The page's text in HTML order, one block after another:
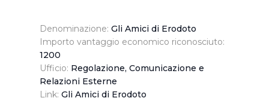
Denominazione: Gli Amici di Erodoto
Importo vantaggio economico riconosciuto:
1200
Ufficio: Regolazione, Comunicazione e
Relazioni Esterne
Link: Gli Amici di Erodoto